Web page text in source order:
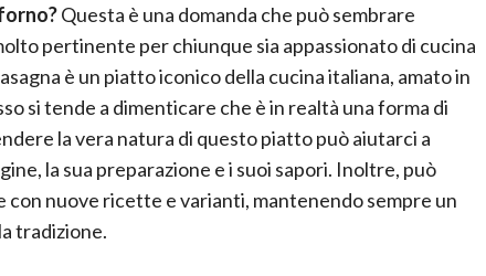
Questa è una domanda che può sembrare
pertinente per chiunque sia appassionato di cucina
è un piatto iconico della cucina italiana, amato in
si tende a dimenticare che è in realtà una forma di
la vera natura di questo piatto può aiutarci a
la sua preparazione e i suoi sapori. Inoltre, può
con nuove ricette e varianti, mantenendo sempre un
tradizione.